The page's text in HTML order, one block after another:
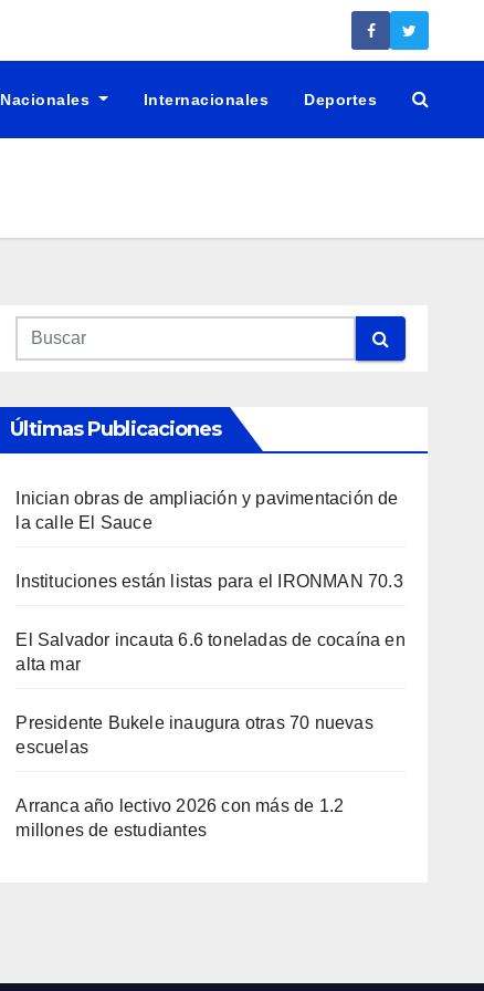
Nacionales Internacionales Deportes
Últimas Publicaciones
Inician obras de ampliación y pavimentación de
la calle El Sauce
Instituciones están listas para el IRONMAN 70.3
El Salvador incauta 6.6 toneladas de cocaína en
alta mar
Presidente Bukele inaugura otras 70 nuevas
escuelas
Arranca año lectivo 2026 con más de 1.2
millones de estudiantes